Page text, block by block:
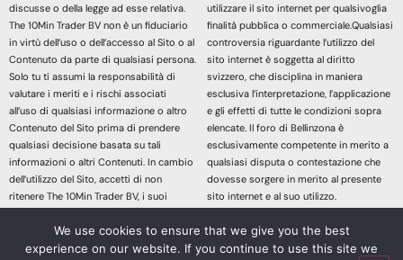
discusse o della legge ad esse relativa.
The 10Min Trader BV non è un fiduciario
in virtù dell’uso o dell’accesso al Sito o al
Contenuto da parte di qualsiasi persona.
Solo tu ti assumi la responsabilità di
valutare i meriti e i rischi associati
all’uso di qualsiasi informazione o altro
Contenuto del Sito prima di prendere
qualsiasi decisione basata su tali
informazioni o altri Contenuti. In cambio
dell’utilizzo del Sito, accetti di non
ritenere The 10Min Trader BV, i suoi
servizi responsabile di eventuali
richieste di risarcimento danni derivanti
utilizzare il sito internet per qualsivoglia
finalità pubblica o commerciale.Qualsiasi
controversia riguardante l’utilizzo del
sito internet è soggetta al diritto
svizzero, che disciplina in maniera
esclusiva l’interpretazione, l’applicazione
e gli effetti di tutte le condizioni sopra
elencate. Il foro di Bellinzona è
esclusivamente competente in merito a
qualsiasi disputa o contestazione che
dovesse sorgere in merito al presente
sito internet e al suo utilizzo.
dei contenuti di questo sito Web
dichiari di aver letto, compreso e
We use cookies to ensure that we give you the best
experience on our website. If you continue to use this site we